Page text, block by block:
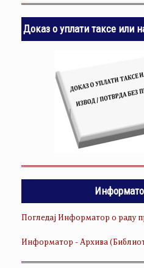
Доказ о уплати таксе или
Погледај Информатор о раду
Информатор - Архива